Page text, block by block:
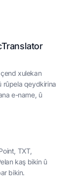
xulekan
rûpela qeydkirina
e-name, û
TXT,
kaş bikin û
bikin.